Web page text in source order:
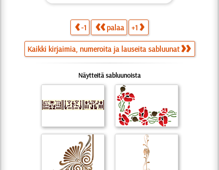
-1 palaa +1
Kaikki kirjaimia, numeroita ja lauseita sabluunat
Näytteitä sabluunoista